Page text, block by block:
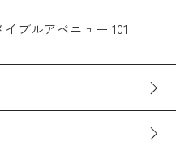
プルアベニュー 101